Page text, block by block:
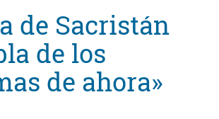
de Sacristán
de los
de ahora»